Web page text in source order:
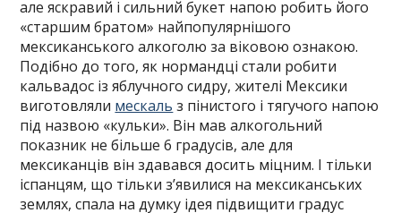
але яскравий і сильний букет напою робить його
«старшим братом» найпопулярнішого
мексиканського алкоголю за віковою ознакою.
Подібно до того, як нормандці стали робити
кальвадос із яблучного сидру, жителі Мексики
виготовляли мескаль з пінистого і тягучого напою
під назвою «кульки». Він мав алкогольний
показник не більше 6 градусів, але для
мексиканців він здавався досить міцним. І тільки
іспанцям, що тільки з’явилися на мексиканських
землях, спала на думку ідея підвищити градус